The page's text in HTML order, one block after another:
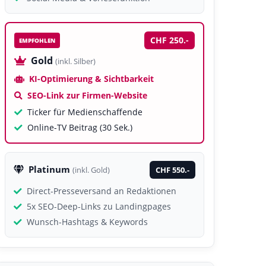
EMPFOHLEN CHF 250.-
Gold (inkl. Silber)
KI-Optimierung & Sichtbarkeit
SEO-Link zur Firmen-Website
Ticker für Medienschaffende
Online-TV Beitrag (30 Sek.)
Platinum (inkl. Gold) CHF 550.-
Direct-Presseversand an Redaktionen
5x SEO-Deep-Links zu Landingpages
Wunsch-Hashtags & Keywords